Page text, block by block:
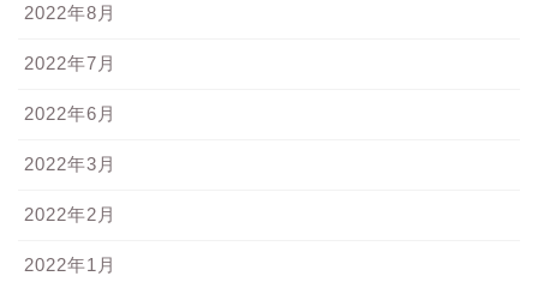
2022年8月
2022年7月
2022年6月
2022年3月
2022年2月
2022年1月